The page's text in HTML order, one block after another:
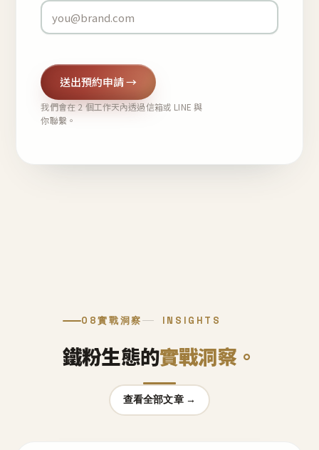
送出預約申請 →
我們會在 2 個工作天內透過信箱或 LINE 與
你聯繫。
08實戰洞察 INSIGHTS
鐵粉生態的實戰洞察。
查看全部文章 →